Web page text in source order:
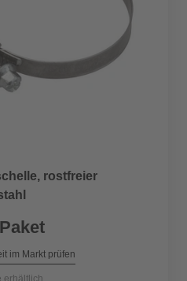
rostfreier
im Markt prüfen